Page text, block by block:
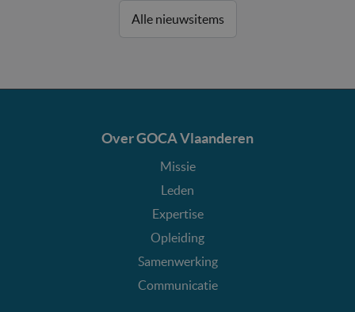
Alle nieuwsitems
Over GOCA Vlaanderen
Missie
Leden
Expertise
Opleiding
Samenwerking
Communicatie